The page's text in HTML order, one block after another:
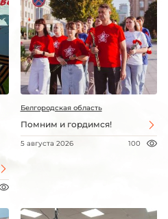
Белгородская область
Помним и гордимся!
5 августа 2026 100